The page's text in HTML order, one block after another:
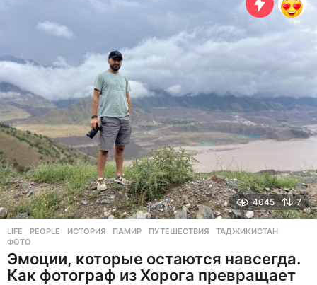
н
з
д
4045 7
LIFE ,PEOPLE ИСТОРИЯ ,ПАМИР ,ПУТЕШЕСТВИЯ ,ТАДЖИКИСТАН
ФОТО
Эмоции, которые остаются навсегда.
Как фотограф из Хорога превращает